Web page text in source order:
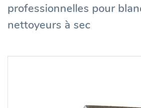
professionnelles pour
nettoyeurs à sec